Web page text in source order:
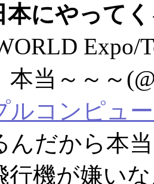
本にやって
Expo/
本当～～～
ルコンピュ
んだから本
行機が嫌い